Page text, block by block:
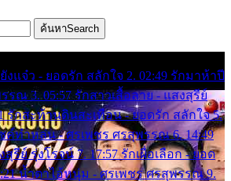
ค้นหาSearch
งแจ๋ว - ยอดรัก สลักใจ 2. 02:49 รักมาห้าปี
รณ 3. 05:57 รักสาวเสื้อลาย - แสงสุรีย์
รักสะท้านดินสะเทือน - ยอดรัก สลักใจ 5.
ค์ทำหล่น - ศรเพชร ศรสุพรรณ 6. 14:49
รีย์ รุ่งโรจน์ 7. 17:57 รักเผื่อเลือก - ยอด
น้ำตาไอ้หนุ่ม - ศรเพชร ศรสุพรรณ 9.